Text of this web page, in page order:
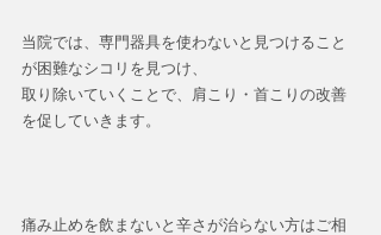
当院では、専門器具を使わないと見つけること
が困難なシコリを見つけ、
取り除いていくことで、肩こり・首こりの改善
を促していきます。
痛み止めを飲まないと辛さが治らない方はご相